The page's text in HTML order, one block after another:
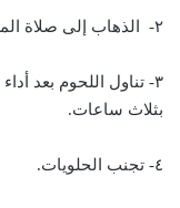
٢- الذهاب إلى صلاة المغرب.
٣- تناول اللحوم بعد
بثلاث ساعات.
٤- تجنب الحلويات.